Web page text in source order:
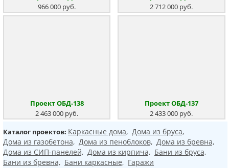
966 000 руб.
2 712 000 руб.
Проект ОБД-138
2 463 000 руб.
Проект ОБД-137
2 433 000 руб.
Каталог проектов: Каркасные дома, Дома из бруса,
Дома из газобетона, Дома из пеноблоков, Дома из бревна,
Дома из СИП-панелей, Дома из кирпича, Бани из бруса,
Бани из бревна, Бани каркасные, Гаражи